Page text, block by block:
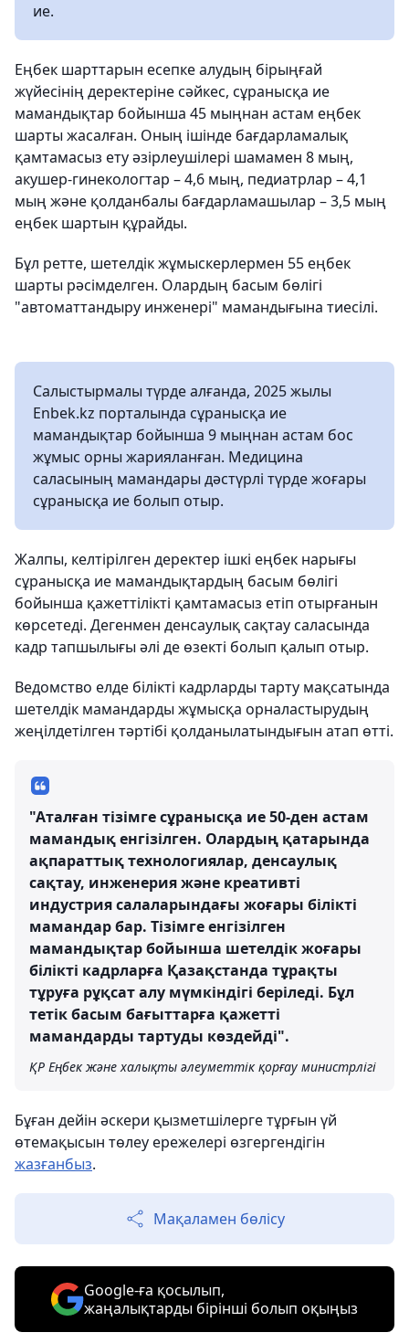
ие.
Еңбек шарттарын есепке алудың бірыңғай
жүйесінің деректеріне сәйкес, сұранысқа ие
мамандықтар бойынша 45 мыңнан астам еңбек
шарты жасалған. Оның ішінде бағдарламалық
қамтамасыз ету әзірлеушілері шамамен 8 мың,
акушер-гинекологтар – 4,6 мың, педиатрлар – 4,1
мың және қолданбалы бағдарламашылар – 3,5 мың
еңбек шартын құрайды.
Бұл ретте, шетелдік жұмыскерлермен 55 еңбек
шарты рәсімделген. Олардың басым бөлігі
"автоматтандыру инженері" мамандығына тиесілі.
Салыстырмалы түрде алғанда, 2025 жылы
Enbek.kz порталында сұранысқа ие
мамандықтар бойынша 9 мыңнан астам бос
жұмыс орны жарияланған. Медицина
саласының мамандары дәстүрлі түрде жоғары
сұранысқа ие болып отыр.
Жалпы, келтірілген деректер ішкі еңбек нарығы
сұранысқа ие мамандықтардың басым бөлігі
бойынша қажеттілікті қамтамасыз етіп отырғанын
көрсетеді. Дегенмен денсаулық сақтау саласында
кадр тапшылығы әлі де өзекті болып қалып отыр.
Ведомство елде білікті кадрларды тарту мақсатында
шетелдік мамандарды жұмысқа орналастырудың
жеңілдетілген тәртібі қолданылатындығын атап өтті.
"Аталған тізімге сұранысқа ие 50-ден астам
мамандық енгізілген. Олардың қатарында
ақпараттық технологиялар, денсаулық
сақтау, инженерия және креативті
индустрия салаларындағы жоғары білікті
мамандар бар. Тізімге енгізілген
мамандықтар бойынша шетелдік жоғары
білікті кадрларға Қазақстанда тұрақты
тұруға рұқсат алу мүмкіндігі беріледі. Бұл
тетік басым бағыттарға қажетті
мамандарды тартуды көздейді".
ҚР Еңбек және халықты әлеуметтік қорғау министрлігі
Бұған дейін әскери қызметшілерге тұрғын үй
өтемақысын төлеу ережелері өзгергендігін
жазғанбыз.
Мақаламен бөлісу
Google-ға қосылып,
жаңалықтарды бірінші болып оқыңыз